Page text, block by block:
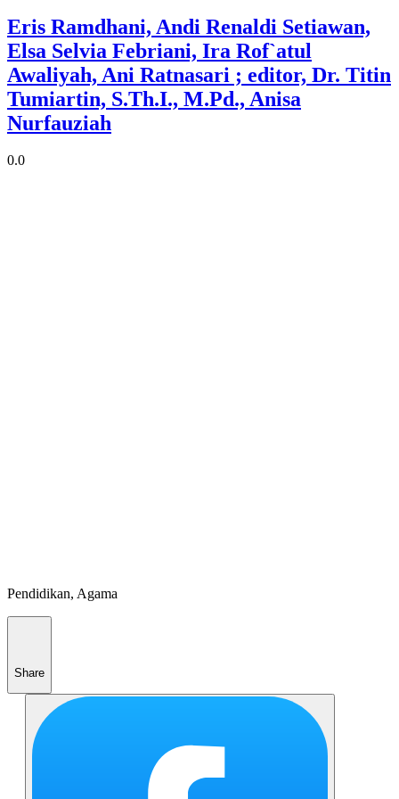
Eris Ramdhani, Andi Renaldi Setiawan,
Elsa Selvia Febriani, Ira Rof`atul
Awaliyah, Ani Ratnasari ; editor, Dr. Titin
Tumiartin, S.Th.I., M.Pd., Anisa
Nurfauziah
0.0
Pendidikan, Agama
Share